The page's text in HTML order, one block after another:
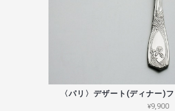
〈パリ〉デザート(ディナー)
¥9,900